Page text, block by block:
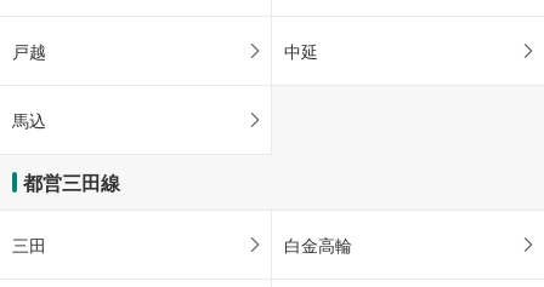
戸越 中延
馬込
都営三田線
三田 白金高輪